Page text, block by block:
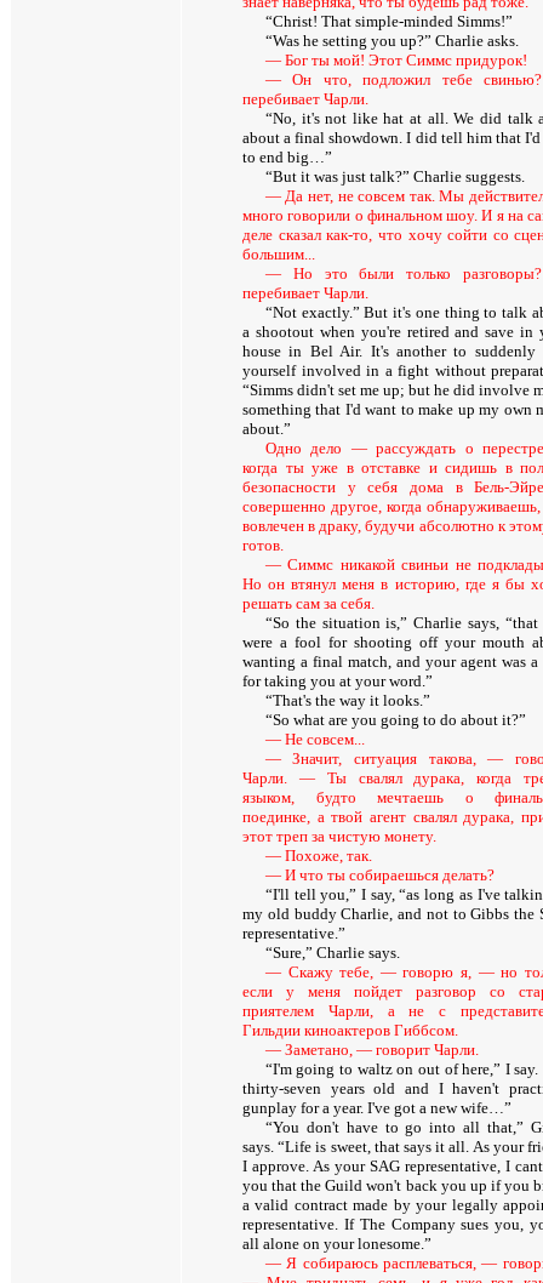
“Christ! That simple-minded Simms!”
“Was he setting you up?” Charlie asks.
— Бог ты мой! Этот Симмс придурок!
— Он что, подложил тебе
перебивает Чарли.
“No, it's not like hat at all. We did talk
about a final showdown. I did tell him that
to end big…”
“But it was just talk?” Charlie suggests.
— Да нет, не совсем так. Мы
много говорили о финальном шоу. И я на
деле сказал как-то, что хочу сойти со
большим...
— Но это были только
перебивает Чарли.
“Not exactly.” But it's one thing to talk
a shootout when you're retired and save in
house in Bel Air. It's another to suddenly
yourself involved in a fight without
“Simms didn't set me up; but he did involve
something that I'd want to make up my own
about.”
Одно дело — рассуждать о
когда ты уже в отставке и сидишь в
безопасности у себя дома в Бель-
совершенно другое, когда
вовлечен в драку, будучи абсолютно к
готов.
— Симмс никакой свиньи не
Но он втянул меня в историю, где я бы
решать сам за себя.
“So the situation is,” Charlie says,
were a fool for shooting off your mouth
wanting a final match, and your agent was
for taking you at your word.”
“That's the way it looks.”
“So what are you going to do about it?”
— Не совсем...
— Значит, ситуация такова, —
Чарли. — Ты свалял дурака, когда
языком, будто мечтаешь о
поединке, а твой агент свалял дурака,
этот треп за чистую монету.
— Похоже, так.
— И что ты собираешься делать?
“I'll tell you,” I say, “as long as I've
my old buddy Charlie, and not to Gibbs the
representative.”
“Sure,” Charlie says.
— Скажу тебе, — говорю я, — но
если у меня пойдет разговор со
приятелем Чарли, а не с
Гильдии киноактеров Гиббсом.
— Заметано, — говорит Чарли.
“I'm going to waltz on out of here,” I say.
thirty-seven years old and I haven't
gunplay for a year. I've got a new wife…”
“You don't have to go into all that,”
says. “Life is sweet, that says it all. As your
I approve. As your SAG representative, I
you that the Guild won't back you up if you
a valid contract made by your legally
representative. If The Company sues you,
all alone on your lonesome.”
— Я собираюсь расплеваться, —